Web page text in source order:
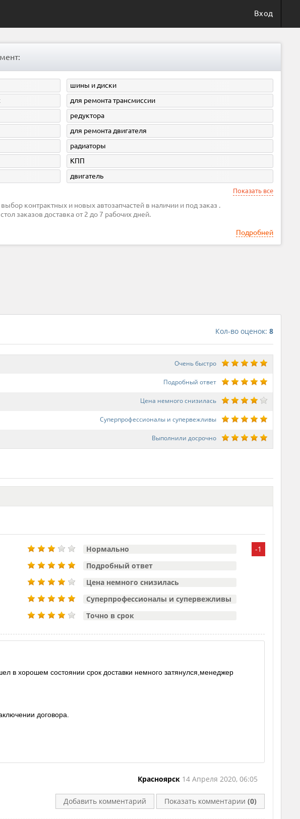
Вход
шины и диски
для ремонта трансмиссии
редуктора
для ремонта двигателя
радиаторы
КПП
двигатель
Показать все
выбор контрактных и новых автозапчастей в наличии и под заказ .
заказов доставка от 2 до 7 рабочих дней.
Подробней
Кол-во оценок: 8
Очень быстро
Подробный ответ
Цена немного снизилась
Суперпрофессионалы и супервежливы
Выполнили досрочно
-1
Нормально
Подробный ответ
Цена немного снизилась
Суперпрофессионалы и супервежливы
Точно в срок
в хорошем состоянии срок доставки немного затянулся,менеджер
договора.
Красноярск14 Апреля 2020, 06:05
Добавить комментарий Показать комментарии (0)